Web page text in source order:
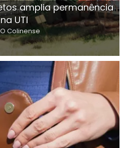
amplia permanência
UTI
Author
O Colinense